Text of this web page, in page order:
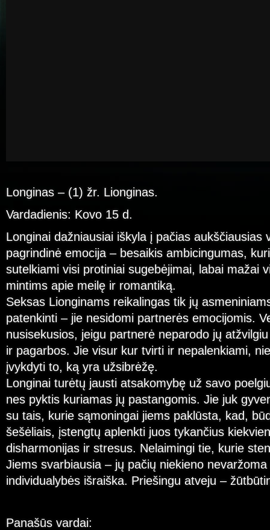
Longinas – (1) žr. Lionginas.
Vardadienis: Kovo 15 d.
Longinai dažniausiai iškyla į pačias aukščiausias
pagrindinė emocija – besaikis ambicingumas,
sutelkiami visi protiniai sugebėjimai, labai mažai
mintims apie meilę ir romantiką.
Seksas Lionginams reikalingas tik jų
patenkinti – jie nesidomi partnerės emocijomis.
nusisekusios, jeigu partnerė neparodo jų
ir pagarbos. Jie visur kur tvirti ir nepalenkiami,
įvykdyti to, ką yra užsibrėžę.
Longinai turėtų jausti atsakomybę už savo
nes pyktis kuriamas jų pastangomis. Jie juk
su tais, kurie sąmoningai jiems paklūsta, kad,
šešėliais, įstengtų aplenkti juos tykančius
disharmonijas ir stresus. Nelaimingi tie, kurie
Jiems svarbiausia – jų pačių niekieno
individualybės išraiška. Priešingu atveju –
Panašūs vardai: